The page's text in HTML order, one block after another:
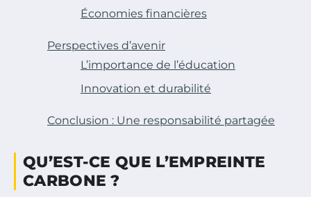
Économies financières
Perspectives d’avenir
L’importance de l’éducation
Innovation et durabilité
Conclusion : Une responsabilité partagée
QU’EST-CE QUE L’EMPREINTE
CARBONE ?